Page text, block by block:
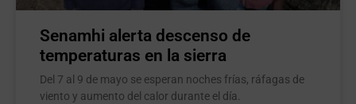
Senamhi alerta descenso de
temperaturas en la sierra
Del 7 al 9 de mayo se esperan noches frías, ráfagas de
viento y aumento del calor durante el día.